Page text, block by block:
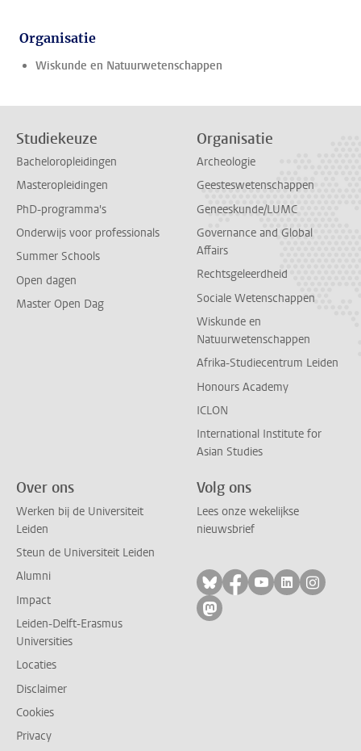
Organisatie
Wiskunde en Natuurwetenschappen
Studiekeuze
Bacheloropleidingen
Masteropleidingen
PhD-programma's
Onderwijs voor professionals
Summer Schools
Open dagen
Master Open Dag
Organisatie
Archeologie
Geesteswetenschappen
Geneeskunde/LUMC
Governance and Global
Affairs
Rechtsgeleerdheid
Sociale Wetenschappen
Wiskunde en
Natuurwetenschappen
Afrika-Studiecentrum Leiden
Honours Academy
ICLON
International Institute for
Asian Studies
Over ons
Werken bij de Universiteit
Leiden
Steun de Universiteit Leiden
Alumni
Impact
Leiden-Delft-Erasmus
Universities
Locaties
Disclaimer
Cookies
Privacy
Volg ons
Lees onze wekelijkse
nieuwsbrief
Volg ons op bluesky
Volg ons op
Volg ons op
Volg ons
Volg
Volg ons op mastodon